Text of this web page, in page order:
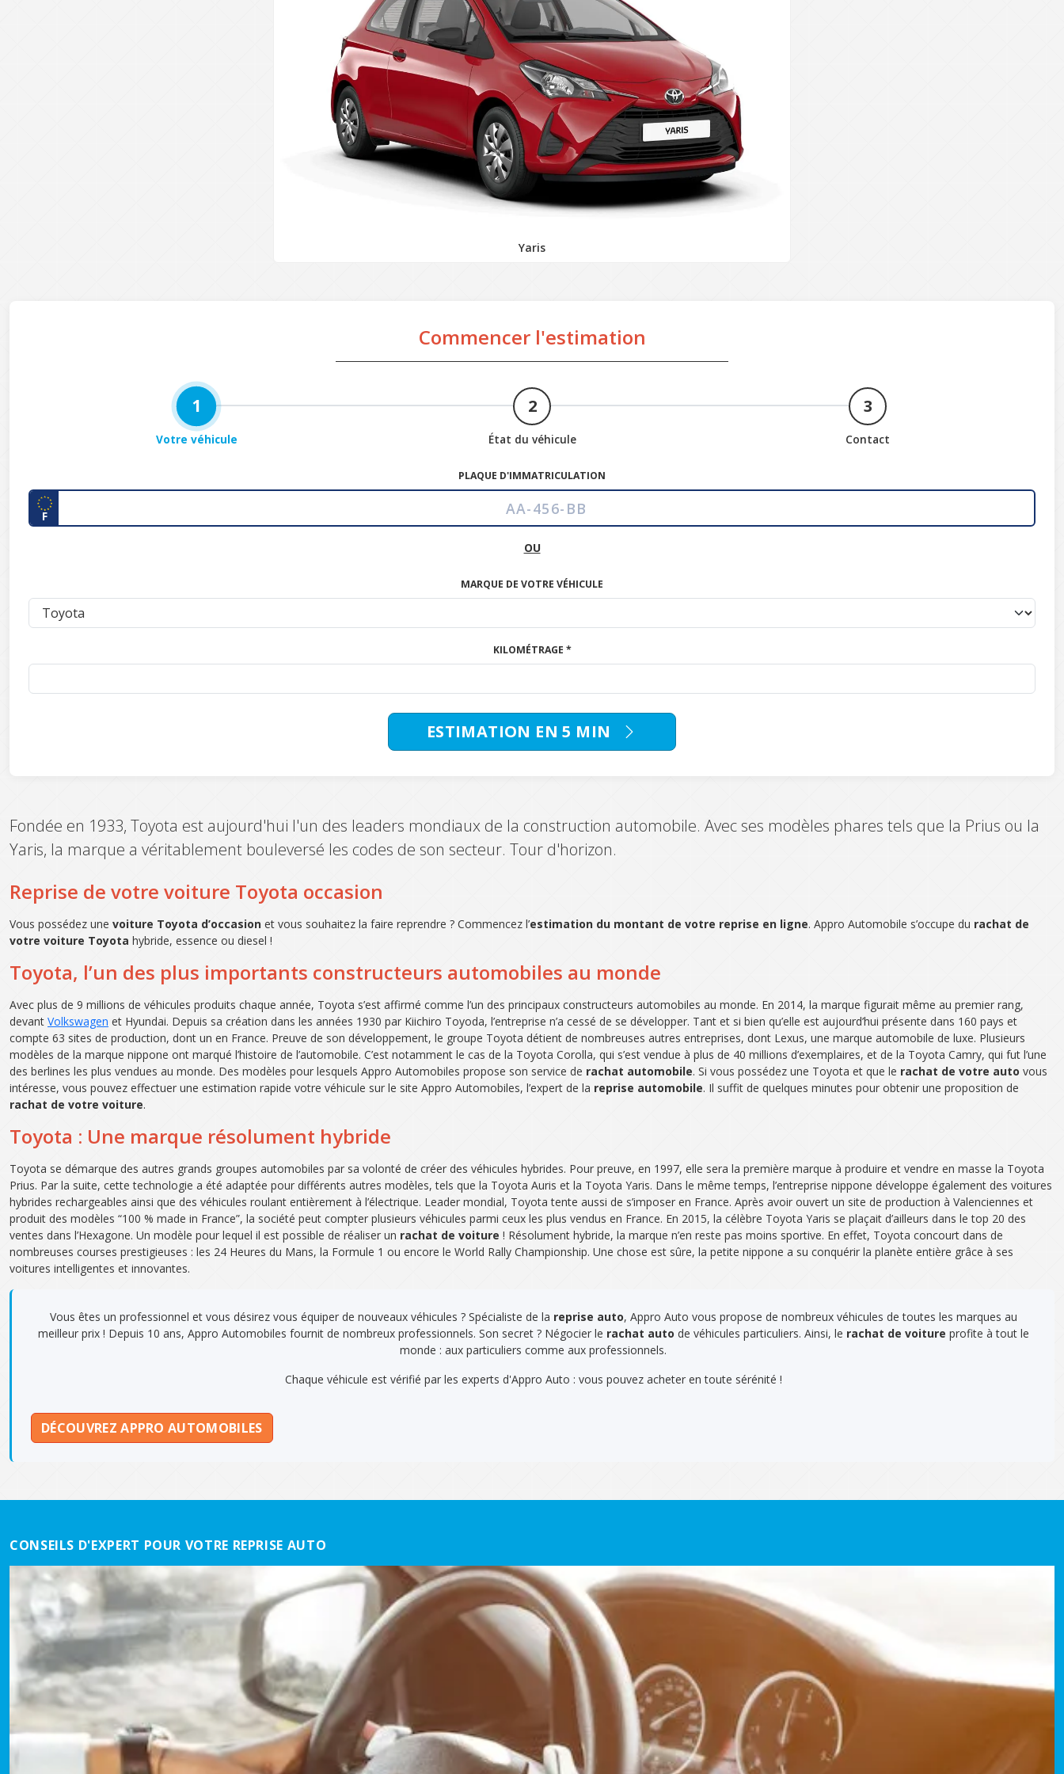
Yaris
Commencer l'estimation
1
Votre véhicule
2
État du véhicule
3
Contact
PLAQUE D'IMMATRICULATION
F
OU
MARQUE DE VOTRE VÉHICULE
KILOMÉTRAGE *
ESTIMATION EN 5 MIN
Fondée en 1933, Toyota est aujourd'hui l'un des leaders mondiaux de la construction automobile. Avec ses modèles phares tels que la Prius ou la
Yaris, la marque a véritablement bouleversé les codes de son secteur. Tour d'horizon.
Reprise de votre voiture Toyota occasion
Vous possédez une voiture Toyota d’occasion et vous souhaitez la faire reprendre ? Commencez l’estimation du montant de votre reprise en ligne. Appro Automobile s’occupe du rachat de
votre voiture Toyota hybride, essence ou diesel !
Toyota, l’un des plus importants constructeurs automobiles au monde
Avec plus de 9 millions de véhicules produits chaque année, Toyota s’est affirmé comme l’un des principaux constructeurs automobiles au monde. En 2014, la marque figurait même au premier rang,
devant Volkswagen et Hyundai. Depuis sa création dans les années 1930 par Kiichiro Toyoda, l’entreprise n’a cessé de se développer. Tant et si bien qu’elle est aujourd’hui présente dans 160 pays et
compte 63 sites de production, dont un en France. Preuve de son développement, le groupe Toyota détient de nombreuses autres entreprises, dont Lexus, une marque automobile de luxe. Plusieurs
modèles de la marque nippone ont marqué l’histoire de l’automobile. C’est notamment le cas de la Toyota Corolla, qui s’est vendue à plus de 40 millions d’exemplaires, et de la Toyota Camry, qui fut l’une
des berlines les plus vendues au monde. Des modèles pour lesquels Appro Automobiles propose son service de rachat automobile. Si vous possédez une Toyota et que le rachat de votre auto vous
intéresse, vous pouvez effectuer une estimation rapide votre véhicule sur le site Appro Automobiles, l’expert de la reprise automobile. Il suffit de quelques minutes pour obtenir une proposition de
rachat de votre voiture.
Toyota : Une marque résolument hybride
Toyota se démarque des autres grands groupes automobiles par sa volonté de créer des véhicules hybrides. Pour preuve, en 1997, elle sera la première marque à produire et vendre en masse la Toyota
Prius. Par la suite, cette technologie a été adaptée pour différents autres modèles, tels que la Toyota Auris et la Toyota Yaris. Dans le même temps, l’entreprise nippone développe également des voitures
hybrides rechargeables ainsi que des véhicules roulant entièrement à l’électrique. Leader mondial, Toyota tente aussi de s’imposer en France. Après avoir ouvert un site de production à Valenciennes et
produit des modèles “100 % made in France”, la société peut compter plusieurs véhicules parmi ceux les plus vendus en France. En 2015, la célèbre Toyota Yaris se plaçait d’ailleurs dans le top 20 des
ventes dans l’Hexagone. Un modèle pour lequel il est possible de réaliser un rachat de voiture ! Résolument hybride, la marque n’en reste pas moins sportive. En effet, Toyota concourt dans de
nombreuses courses prestigieuses : les 24 Heures du Mans, la Formule 1 ou encore le World Rally Championship. Une chose est sûre, la petite nippone a su conquérir la planète entière grâce à ses
voitures intelligentes et innovantes.
Vous êtes un professionnel et vous désirez vous équiper de nouveaux véhicules ? Spécialiste de la reprise auto, Appro Auto vous propose de nombreux véhicules de toutes les marques au
meilleur prix ! Depuis 10 ans, Appro Automobiles fournit de nombreux professionnels. Son secret ? Négocier le rachat auto de véhicules particuliers. Ainsi, le rachat de voiture profite à tout le
monde : aux particuliers comme aux professionnels.
Chaque véhicule est vérifié par les experts d'Appro Auto : vous pouvez acheter en toute sérénité !
DÉCOUVREZ APPRO AUTOMOBILES
CONSEILS D'EXPERT POUR VOTRE REPRISE AUTO